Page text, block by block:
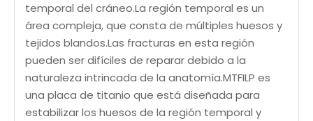
temporal del cráneo.La región temporal es un
área compleja, que consta de múltiples huesos y
tejidos blandos.Las fracturas en esta región
pueden ser difíciles de reparar debido a la
naturaleza intrincada de la anatomía.MTFILP es
una placa de titanio que está diseñada para
estabilizar los huesos de la región temporal y